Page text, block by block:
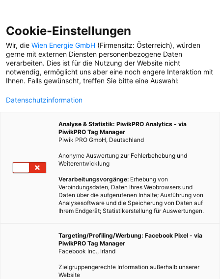
SPAREN
Tante Effi Zenzia nachhaltig
durch den Sommer
Cookie-Einstellungen
Wir, die Wien Energie GmbH (Firmensitz: Österreich), würden
gerne mit externen Diensten personenbezogene Daten
verarbeiten. Dies ist für die Nutzung der Website nicht
notwendig, ermöglicht uns aber eine noch engere Interaktion mit
Ihnen. Falls gewünscht, treffen Sie bitte eine Auswahl:
Datenschutzinformation
Analyse & Statistik: PiwikPRO Analytics - via
PiwikPRO Tag Manager
Piwik PRO GmbH, Deutschland
Anonyme Auswertung zur Fehlerbehebung und
Weiterentwicklung
Verarbeitungsvorgänge: Erhebung von
Verbindungsdaten, Daten Ihres Webbrowsers und
Daten über die aufgerufenen Inhalte; Ausführung von
Analysesoftware und die Speicherung von Daten auf
Ihrem Endgerät; Statistikerstellung für Auswertungen.
Targeting/Profiling/Werbung: Facebook Pixel - via
PiwikPRO Tag Manager
Facebook Inc., Irland
Zielgruppengerechte Information außerhalb unserer
Website